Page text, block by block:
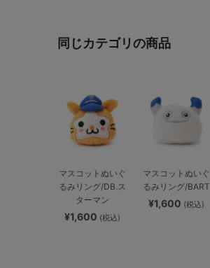
同じカテゴリの商品
マスコットぬいぐ
るみリング/DB.ス
ターマン
¥1,600 (税込)
マスコットぬいぐ
るみリング/BART
¥1,600 (税込)